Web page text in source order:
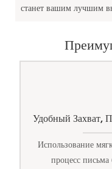
станет вашим лучшим
Удобный Захват,
Использование
процесс письма